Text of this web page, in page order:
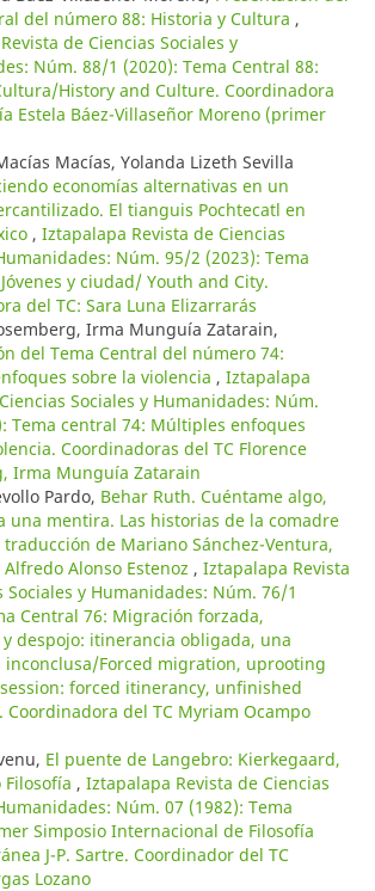
del número 88: Historia y Cultura ,
de Ciencias Sociales y
Núm. 88/1 (2020): Tema Central 88:
History and Culture. Coordinadora
Estela Báez-Villaseñor Moreno (primer
Macías, Yolanda Lizeth Sevilla
economías alternativas en un
El tianguis Pochtecatl en
, Iztapalapa Revista de Ciencias
Núm. 95/2 (2023): Tema
y ciudad/ Youth and City.
del TC: Sara Luna Elizarrarás
Irma Munguía Zatarain,
del Tema Central del número 74:
sobre la violencia , Iztapalapa
Sociales y Humanidades: Núm.
Tema central 74: Múltiples enfoques
Coordinadoras del TC Florence
Irma Munguía Zatarain
Pardo, Behar Ruth. Cuéntame algo,
una mentira. Las historias de la comadre
traducción de Mariano Sánchez-Ventura,
Alfredo Alonso Estenoz , Iztapalapa Revista
Sociales y Humanidades: Núm. 76/1
Central 76: Migración forzada,
despojo: itinerancia obligada, una
inconclusa/Forced migration, uprooting
forced itinerancy, unfinished
Coordinadora del TC Myriam Ocampo
El puente de Langebro: Kierkegaard,
, Iztapalapa Revista de Ciencias
Núm. 07 (1982): Tema
Simposio Internacional de Filosofía
J-P. Sartre. Coordinador del TC
Lozano